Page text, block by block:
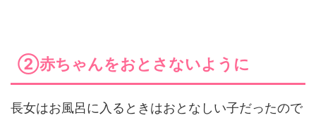
②赤ちゃんをおとさないように
長女はお風呂に入るときはおとなしい子だったので